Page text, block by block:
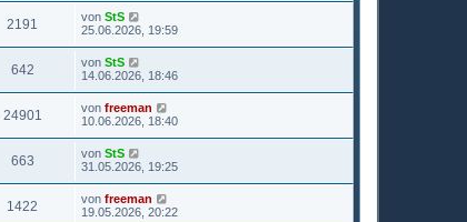
2191 von StS
25.06.2026, 19:59
642 von StS
14.06.2026, 18:46
24901 von freeman
10.06.2026, 18:40
663 von StS
31.05.2026, 19:25
1422 von freeman
19.05.2026, 20:22